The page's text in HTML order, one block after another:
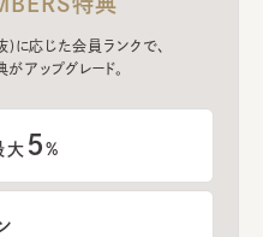
応じた会員ランクで、
アップグレード。
大 5%